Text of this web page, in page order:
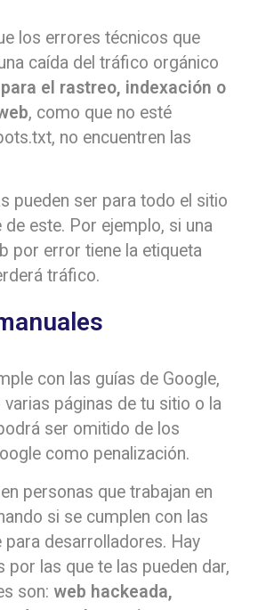
los errores técnicos que
caída del tráfico orgánico
el rastreo, indexación o
, como que no esté
no encuentren las
pueden ser para todo el sitio
este. Por ejemplo, si una
por error tiene la etiqueta
tráfico.
con las guías de Google,
varias páginas de tu sitio o la
ser omitido de los
como penalización.
personas que trabajan en
si se cumplen con las
para desarrolladores. Hay
por las que te las pueden dar,
son: web hackeada,